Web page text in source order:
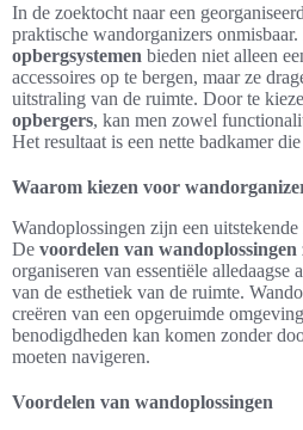
In de zoektocht naar een
praktische wandorganizers
opbergsystemen bieden niet alleen
accessoires op te bergen, maar ze
uitstraling van de ruimte. Door te
opbergers, kan men zowel
Het resultaat is een nette badkamer
Waarom kiezen voor
Wandoplossingen zijn een
De voordelen van wandoplossingen
organiseren van essentiële alledaagse
van de esthetiek van de ruimte.
creëren van een opgeruimde
benodigdheden kan komen zonder
moeten navigeren.
Voordelen van wandoplossingen